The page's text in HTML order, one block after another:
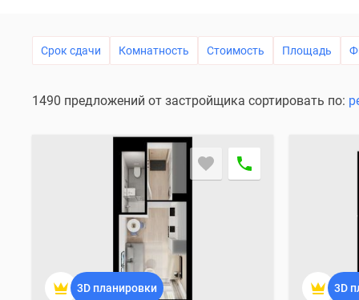
Новостройки
Специальные
новостроек
Срок сдачи Комнатность Стоимость Площадь
1490 предложений от застройщика сортировать по:
3D планировки 3D